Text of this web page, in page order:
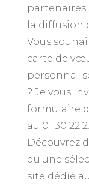
partenaires
la diffusion
Vous
carte de
? Je vous
formulaire
au 01 30 22
Découvrez
qu’une
site dédié